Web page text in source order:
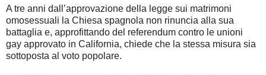
A tre anni dall’approvazione della legge sui matrimoni
omosessuali la Chiesa spagnola non rinuncia alla sua
battaglia e, approfittando del referendum contro le unioni
gay approvato in California, chiede che la stessa misura sia
sottoposta al voto popolare.